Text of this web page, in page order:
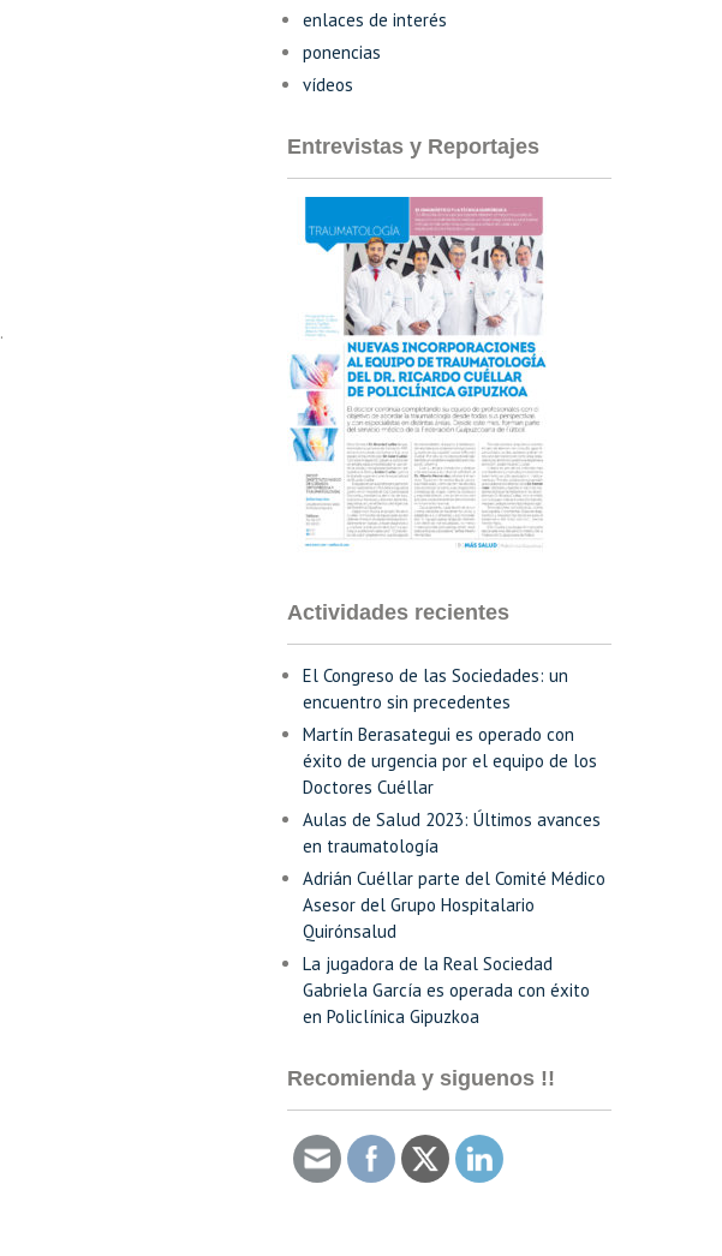
.
enlaces de interés
ponencias
vídeos
Entrevistas y Reportajes
Actividades recientes
El Congreso de las Sociedades: un
encuentro sin precedentes
Martín Berasategui es operado con
éxito de urgencia por el equipo de los
Doctores Cuéllar
Aulas de Salud 2023: Últimos avances
en traumatología
Adrián Cuéllar parte del Comité Médico
Asesor del Grupo Hospitalario
Quirónsalud
La jugadora de la Real Sociedad
Gabriela García es operada con éxito
en Policlínica Gipuzkoa
Recomienda y siguenos !!